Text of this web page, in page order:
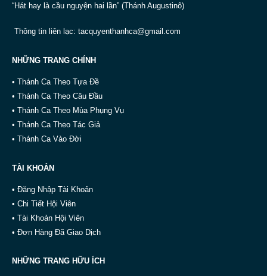
“Hát hay là cầu nguyện hai lần” (Thánh Augustinô)
Thông tin liên lạc: tacquyenthanhca@gmail.com
NHỮNG TRANG CHÍNH
• Thánh Ca Theo Tựa Đề
• Thánh Ca Theo Câu Đầu
• Thánh Ca Theo Mùa Phụng Vụ
• Thánh Ca Theo Tác Giả
• Thánh Ca Vào Đời
TÀI KHOẢN
• Đăng Nhập Tài Khoản
• Chi Tiết Hội Viên
• Tài Khoản Hội Viên
• Đơn Hàng Đã Giao Dịch
NHỮNG TRANG HỮU ÍCH